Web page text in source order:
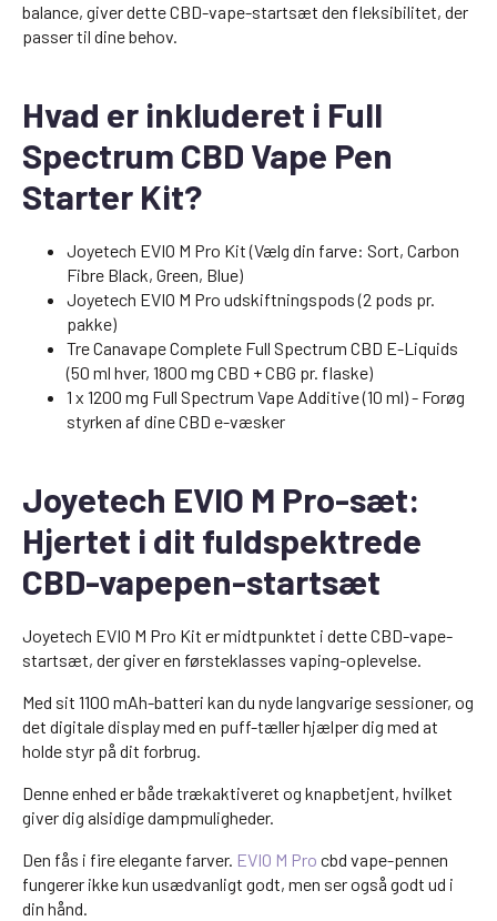
balance, giver dette CBD-vape-startsæt den fleksibilitet, der
passer til dine behov.
Hvad er inkluderet i Full
Spectrum CBD Vape Pen
Starter Kit?
Joyetech EVIO M Pro Kit (Vælg din farve: Sort, Carbon
Fibre Black, Green, Blue)
Joyetech EVIO M Pro udskiftningspods (2 pods pr.
pakke)
Tre Canavape Complete Full Spectrum CBD E-Liquids
(50 ml hver, 1800 mg CBD + CBG pr. flaske)
1 x 1200 mg Full Spectrum Vape Additive (10 ml) - Forøg
styrken af dine CBD e-væsker
Joyetech EVIO M Pro-sæt:
Hjertet i dit fuldspektrede
CBD-vapepen-startsæt
Joyetech EVIO M Pro Kit er midtpunktet i dette CBD-vape-
startsæt, der giver en førsteklasses vaping-oplevelse.
Med sit 1100 mAh-batteri kan du nyde langvarige sessioner, og
det digitale display med en puff-tæller hjælper dig med at
holde styr på dit forbrug.
Denne enhed er både trækaktiveret og knapbetjent, hvilket
giver dig alsidige dampmuligheder.
Den fås i fire elegante farver. EVIO M Pro cbd vape-pennen
fungerer ikke kun usædvanligt godt, men ser også godt ud i
din hånd.